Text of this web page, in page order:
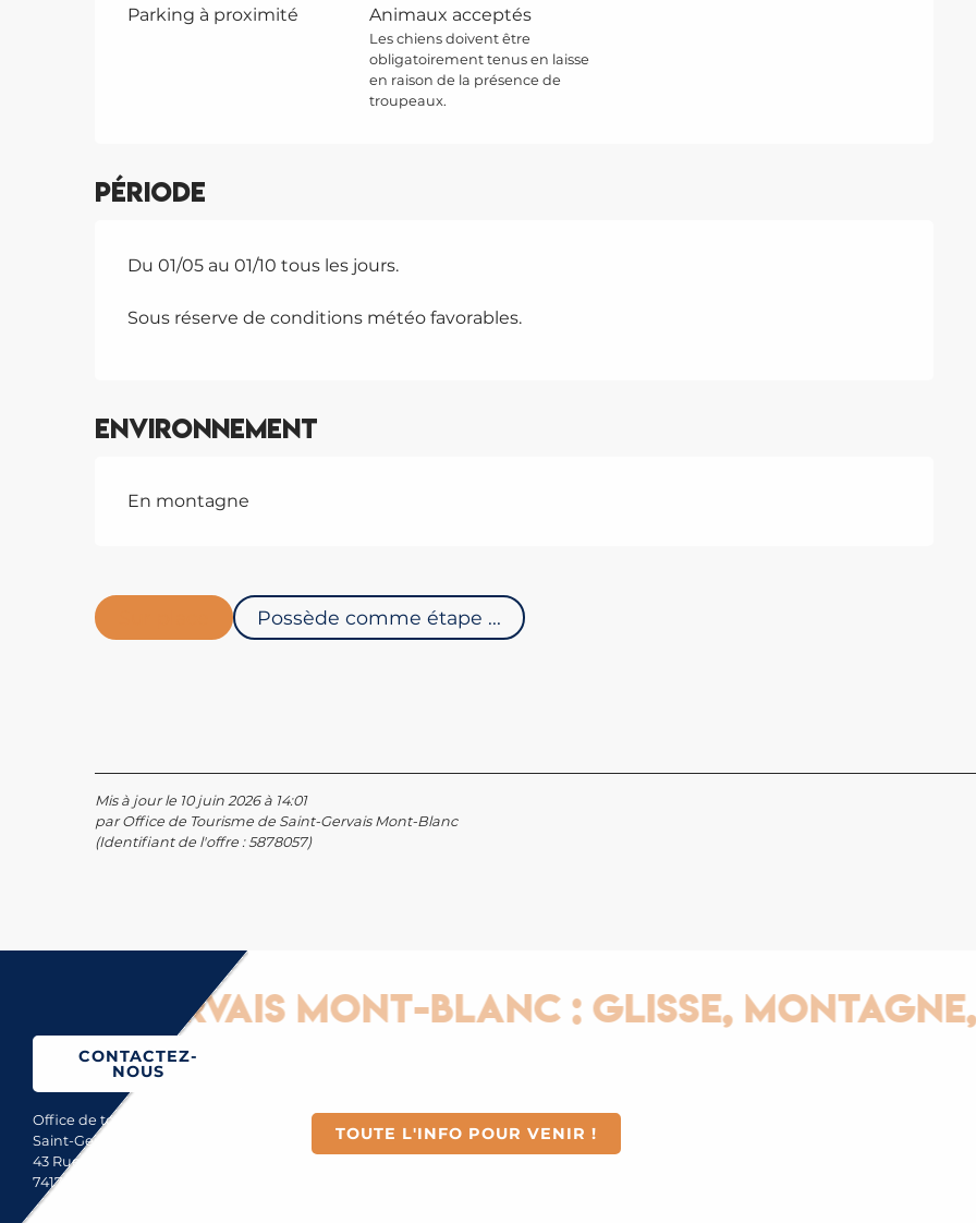
Parking à proximité
Animaux acceptés
Les chiens doivent être
obligatoirement tenus en laisse
en raison de la présence de
troupeaux.
Période
Du 01/05 au 01/10 tous les jours.
Sous réserve de conditions météo favorables.
Environnement
En montagne
Possède comme étape ...
Mis à jour le 10 juin 2026 à 14:01
par Office de Tourisme de Saint-Gervais Mont-Blanc
(Identifiant de l'offre :5878057)
Gervais Mont-Blanc : Glisse, Montagne,
CONTACTEZ-
NOUS
Office de tourisme de
Saint-Gervais Mont-Blanc
43 Rue du Mont-Blanc
74170 Saint-Gervais
TOUTE L'INFO POUR VENIR !